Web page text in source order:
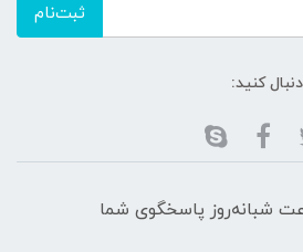
ثبت‌نام
کنید:
هفته ، ۲۴ ساعت شبانه‌روز پاسخگوی شما